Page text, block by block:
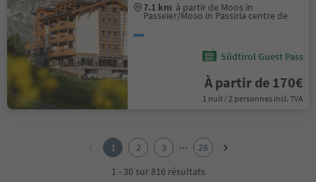
7.1 km à partir de Moos in
Passeier/Moso in Passiria centre de
Südtirol Guest Pass
À partir de 170€
1 nuit / 2 personnes incl. TVA
1 2 3 ...
28
1 - 30 sur 816 résultats